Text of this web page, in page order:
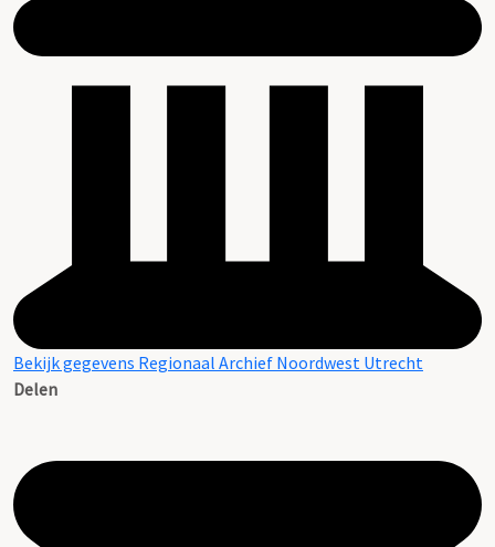
Bekijk gegevens Regionaal Archief Noordwest Utrecht
Delen